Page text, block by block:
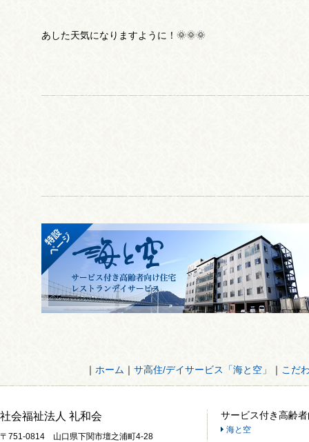
あした天気になりますように！🌞🌞🌞
｜ ホーム ｜ サ高住/デイサービス「海と空」 ｜ こだ
社会福祉法人 礼和会
〒751-0814 山口県下関市壇之浦町4-28
サービス付き高齢
海と空